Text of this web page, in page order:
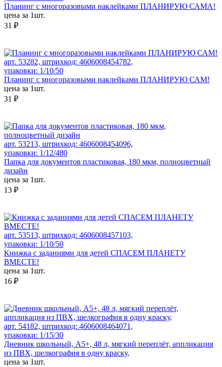
Планинг с многоразовыми наклейками ПЛАНИРУЮ САМА!
цена за 1шт.
31 ₽
арт. 53282, штрихкод: 4606008454782,
упаковки: 1/10/50
Планинг с многоразовыми наклейками ПЛАНИРУЮ САМ!
цена за 1шт.
31 ₽
арт. 53213, штрихкод: 4606008454096,
упаковки: 1/12/480
Папка для документов пластиковая, 180 мкм, полноцветный
дизайн
цена за 1шт.
13 ₽
арт. 53513, штрихкод: 4606008457103,
упаковки: 1/10/50
Книжка с заданиями для детей СПАСЕМ ПЛАНЕТУ
ВМЕСТЕ!
цена за 1шт.
16 ₽
арт. 54182, штрихкод: 4606008464071,
упаковки: 1/15/30
Дневник школьный, А5+, 48 л, мягкий переплёт, аппликация
из ПВХ, шелкография в одну краску,
цена за 1шт.